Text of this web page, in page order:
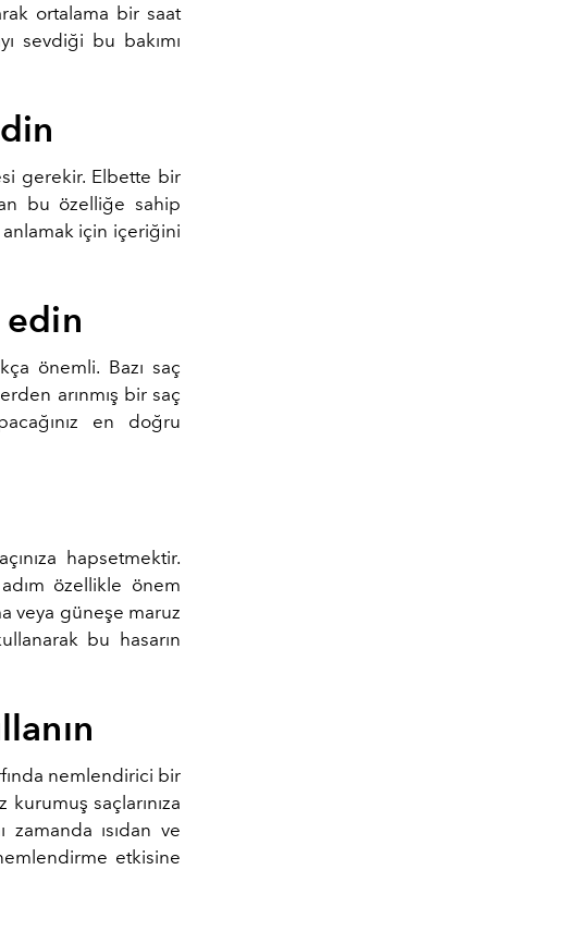
ortalama bir saat
sevdiği bu bakımı
gerekir. Elbette bir
bu özelliğe sahip
anlamak için içeriğini
önemli. Bazı saç
arınmış bir saç
en doğru
hapsetmektir.
adım özellikle önem
veya güneşe maruz
bu hasarın
nemlendirici bir
saçlarınıza
zamanda ısıdan ve
etkisine